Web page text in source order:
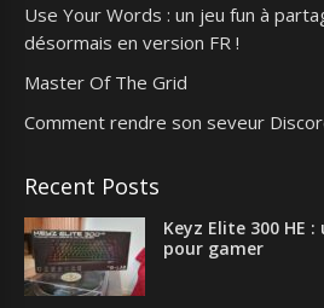
Use Your Words : un jeu fun à
désormais en version FR !
Master Of The Grid
Comment rendre son seveur
Recent Posts
Keyz Elite 300 HE
pour gamer